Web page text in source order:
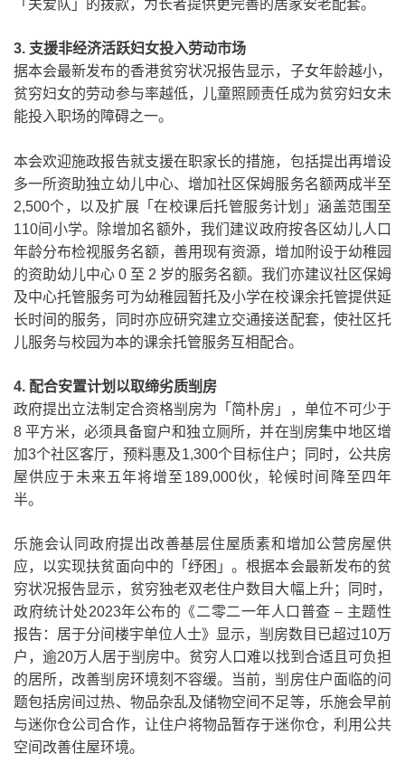
「关爱队」的拨款，为长者提供更完善的居家安老配套。
3. 支援非经济活跃妇女投入劳动市场
据本会最新发布的香港贫穷状况报告显示，子女年龄越小，
贫穷妇女的劳动参与率越低，儿童照顾责任成为贫穷妇女未
能投入职场的障碍之一。
本会欢迎施政报告就支援在职家长的措施，包括提出再增设
多一所资助独立幼儿中心、增加社区保姆服务名额两成半至
2,500个，以及扩展「在校课后托管服务计划」涵盖范围至
110间小学。 除增加名额外，我们建议政府按各区幼儿人口
年龄分布检视服务名额， 善用现有资源，增加附设于幼稚园
的资助幼儿中心 0 至 2 岁的服务名额。 我们亦建议社区保姆
及中心托管服务可为幼稚园暂托及小学在校课余托管提供延
长时间的服务，同时亦应研究建立交通接送配套，使社区托
儿服务与校园为本的课余托管服务互相配合。
4. 配合安置计划以取缔劣质㓥房
政府提出立法制定合资格㓥房为「简朴房」，单位不可少于
8平方米，必须具备窗户和独立厕所，并在㓥房集中地区增
加3个社区客厅，预料惠及1,300个目标住户；同时，公共房
屋供应于未来五年将增至 189,000伙，轮候时间降至四年
半。
乐施会认同政府提出改善基层住屋质素和增加公营房屋供
应，以实现扶贫面向中的「纾困」。根据本会最新发布的贫
穷状况报告显示，贫穷独老双老住户数目大幅上升；同时，
政府统计处2023年公布的《二零二一年人口普查 – 主题性
报告：居于分间楼宇单位人士》显示，㓥房数目已超过10万
户，逾20万人居于㓥房中。贫穷人口难以找到合适且可负担
的居所，改善㓥房环境刻不容缓。当前，㓥房住户面临的问
题包括房间过热、物品杂乱及储物空间不足等，乐施会早前
与迷你仓公司合作，让住户将物品暂存于迷你仓，利用公共
空间改善住屋环境。